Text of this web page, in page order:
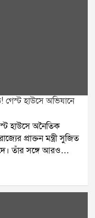
গেস্ট হাউসে অভিযানে
হাউসে অনৈতিক
প্রাক্তন মন্ত্রী সুজিত
তাঁর সঙ্গে আরও
ওই গেস্ট
দিয়ে
সায়ন দে তাঁর বিরুদ্ধে